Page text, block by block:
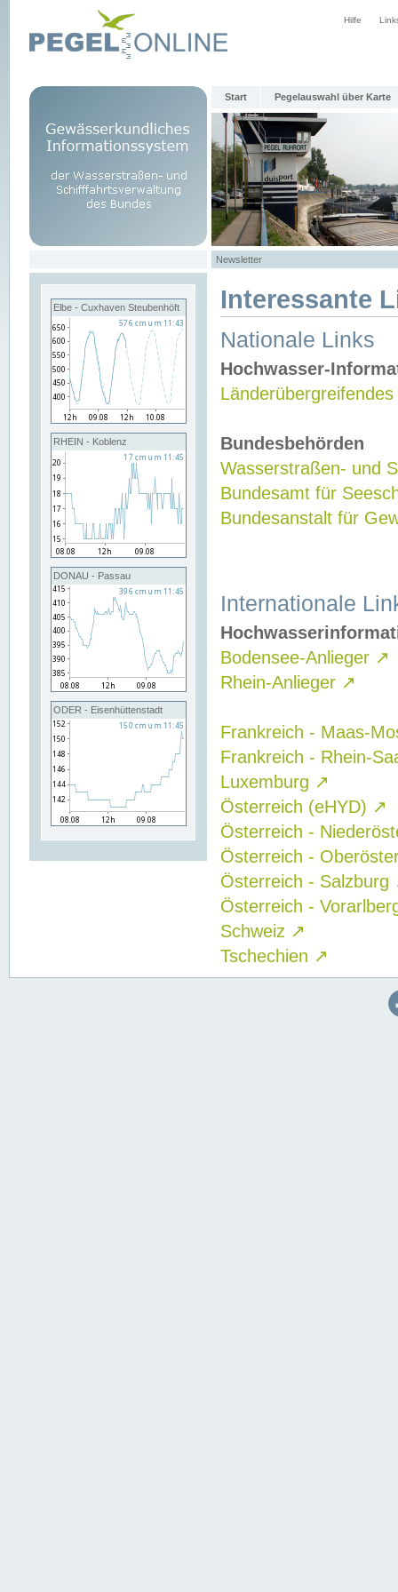
Hilfe
Start Pegelauswahl über Karte
Newsletter
Elbe - Cuxhaven Steubenhöft
RHEIN - Koblenz
DONAU - Passau
ODER - Eisenhüttenstadt
Interessante
Nationale Links
Hochwasser-
Bundesbehörden
Wasserstraßen- und
Bundesamt für
Bundesanstalt für
Internationale
Bodensee-Anlieger ↗
Rhein-Anlieger ↗
Frankreich - Maas-
Frankreich - Rhein-
Luxemburg ↗
Österreich (eHYD) ↗
Österreich -
Österreich -
Österreich - Salzburg
Österreich -
Schweiz ↗
Tschechien ↗